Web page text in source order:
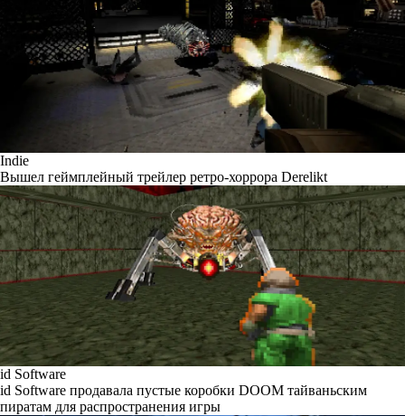
Indie
Вышел геймплейный трейлер ретро-хоррора Derelikt
id Software
id Software продавала пустые коробки DOOM тайваньским
пиратам для распространения игры